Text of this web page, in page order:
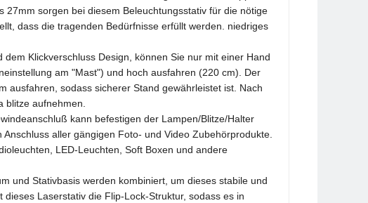
sorgen bei diesem Beleuchtungsstativ für die nötige
dass die tragenden Bedürfnisse erfüllt werden. niedriges
Klickverschluss Design, können Sie nur mit einer Hand
am "Mast") und hoch ausfahren (220 cm). Der
ausfahren, sodass sicherer Stand gewährleistet ist. Nach
blitze aufnehmen.
kann befestigen der Lampen/Blitze/Halter
aller gängigen Foto- und Video Zubehörprodukte.
LED-Leuchten, Soft Boxen und andere
und Stativbasis werden kombiniert, um dieses stabile und
Laserstativ die Flip-Lock-Struktur, sodass es in